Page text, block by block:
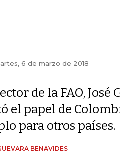
6 de marzo de 2018
de la FAO, José
el papel de
para otros países.
BENAVIDES